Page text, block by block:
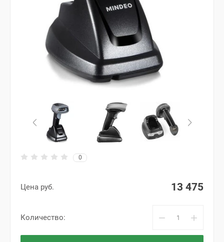
0
Цена руб. 13 475
Количество: − +